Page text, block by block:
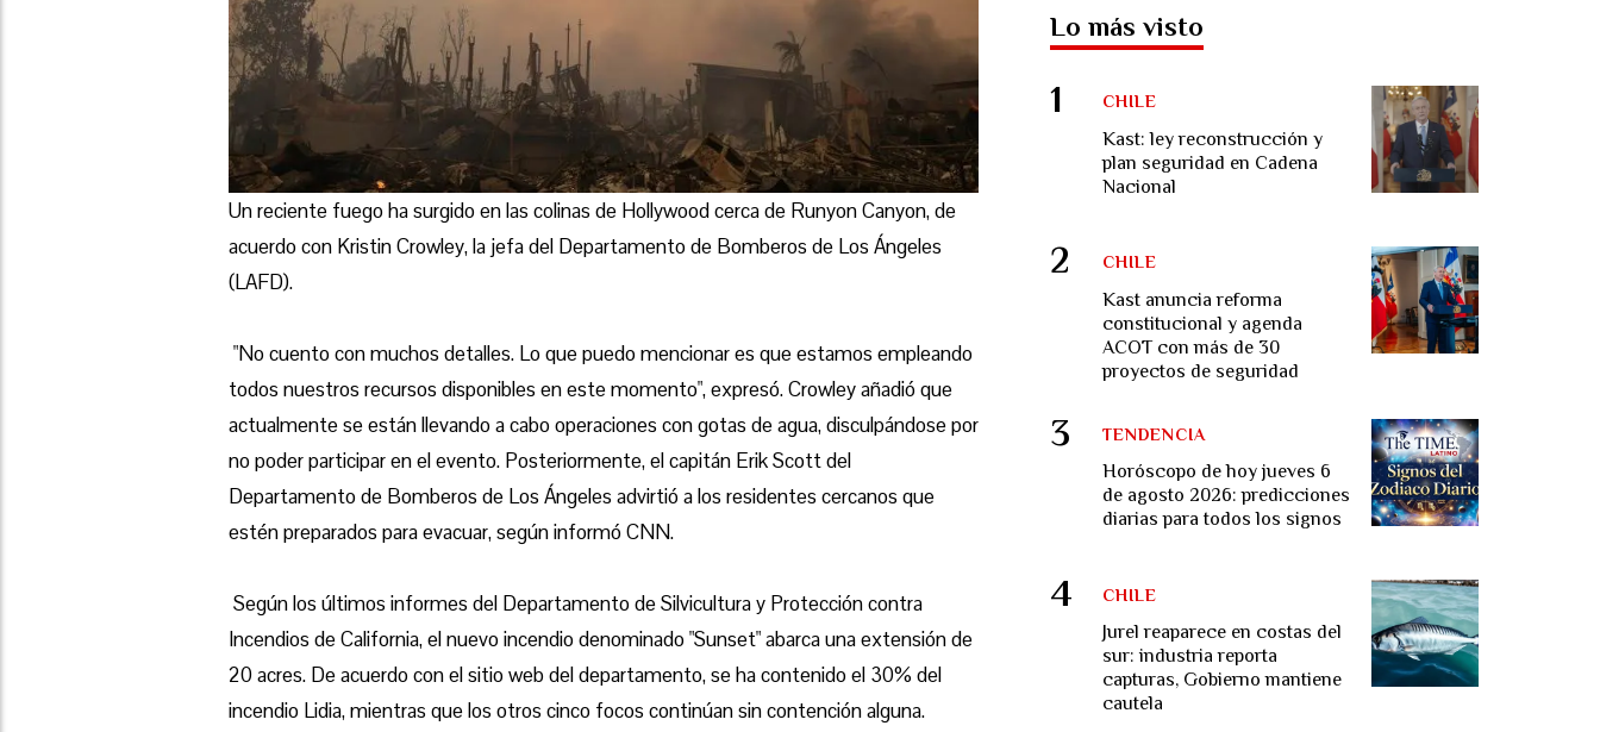
Un reciente fuego ha surgido en las colinas de Hollywood cerca de Runyon Canyon, de
acuerdo con Kristin Crowley, la jefa del Departamento de Bomberos de Los Ángeles
(LAFD).
"No cuento con muchos detalles. Lo que puedo mencionar es que estamos empleando
todos nuestros recursos disponibles en este momento", expresó. Crowley añadió que
actualmente se están llevando a cabo operaciones con gotas de agua, disculpándose por
no poder participar en el evento. Posteriormente, el capitán Erik Scott del
Departamento de Bomberos de Los Ángeles advirtió a los residentes cercanos que
estén preparados para evacuar, según informó CNN.
Según los últimos informes del Departamento de Silvicultura y Protección contra
Incendios de California, el nuevo incendio denominado "Sunset" abarca una extensión de
20 acres. De acuerdo con el sitio web del departamento, se ha contenido el 30% del
incendio Lidia, mientras que los otros cinco focos continúan sin contención alguna.
Lo más visto
Kast: ley reconstrucción y
plan seguridad en Cadena
Nacional
CHILE
Kast anuncia reforma
constitucional y agenda
ACOT con más de 30
proyectos de seguridad
CHILE
Horóscopo de hoy jueves 6
de agosto 2026: predicciones
diarias para todos los signos
TENDENCIA
Jurel reaparece en costas del
sur: industria reporta
capturas, Gobierno mantiene
cautela
CHILE